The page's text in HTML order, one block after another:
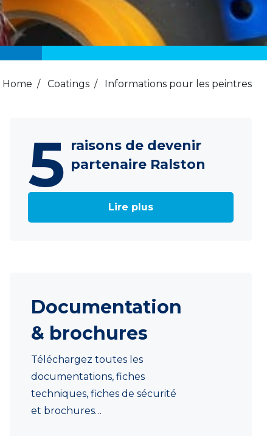
Home / Coatings / Informations pour les peintres
5 raisons de devenir
partenaire Ralston
Lire plus
Documentation
& brochures
Téléchargez toutes les
documentations, fiches
techniques, fiches de sécurité
et brochures…